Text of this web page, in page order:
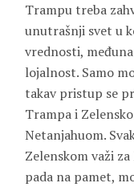
Trampu treba
unutrašnji svet u
vrednosti,
lojalnost. Samo
takav pristup se
Trampa i
Netanjahuom.
Zelenskom važi
pada na pamet,